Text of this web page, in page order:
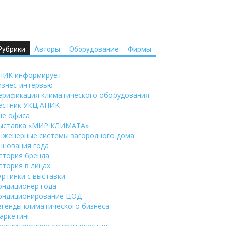
Авторы Оборудование Фирмы
информирует
интервью
климатического оборудования
УКЦ АПИК
офиса
«МИР КЛИМАТА»
системы загородного дома
года
бренда
в лицах
с выставки
года
ЦОД
климатического бизнеса